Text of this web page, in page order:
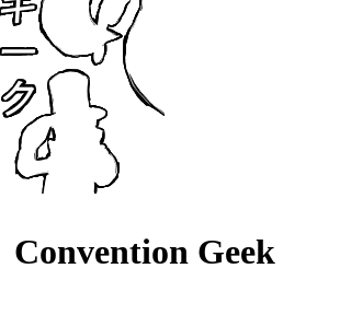
Convention Geek